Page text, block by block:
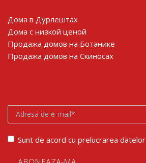
Дома в Дурлештах
Дома с низкой ценой
Продажа домов на Ботанике
Продажа домов на Скиносах
Sunt de acord cu prelucrarea datelor